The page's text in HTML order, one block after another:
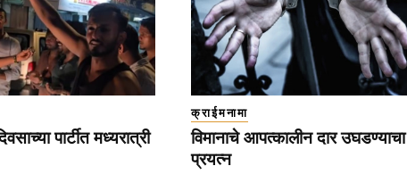
पार्टीत मध्यरात्री
क्राईमनामा
विमानाचे आपत्कालीन दार उघडण्याचा
प्रयत्न